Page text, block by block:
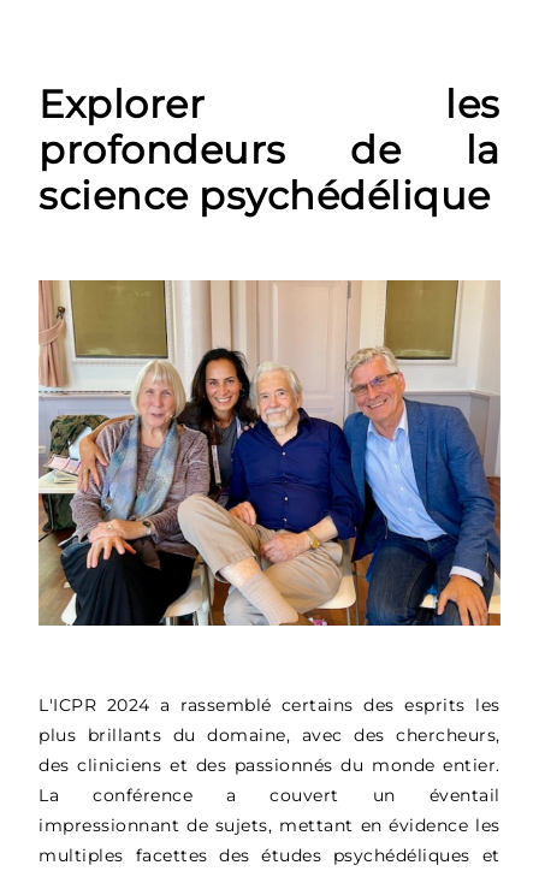
Explorer les
profondeurs de la
science psychédélique
L'ICPR 2024 a rassemblé certains des esprits les
plus brillants du domaine, avec des chercheurs,
des cliniciens et des passionnés du monde entier.
La conférence a couvert un éventail
impressionnant de sujets, mettant en évidence les
multiples facettes des études psychédéliques et